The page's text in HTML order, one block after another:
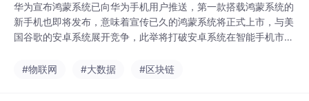
华为宣布鸿蒙系统已向华为手机用户推送，第一款搭载鸿蒙系统的
新手机也即将发布，意味着宣传已久的鸿蒙系统将正式上市，与美
国谷歌的安卓系统展开竞争，此举将打破安卓系统在智能手机市场
#物联网
#大数据 #区块链